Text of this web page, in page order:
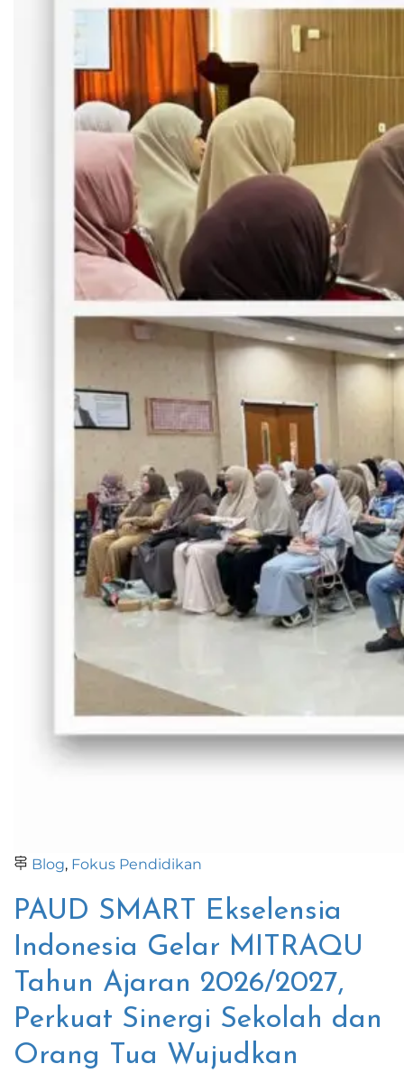
Blog, Fokus Pendidikan
PAUD SMART Ekselensia
Indonesia Gelar MITRAQU
Tahun Ajaran 2026/2027,
Perkuat Sinergi Sekolah dan
Orang Tua Wujudkan